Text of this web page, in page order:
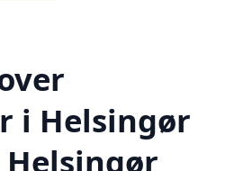
i Helsingør